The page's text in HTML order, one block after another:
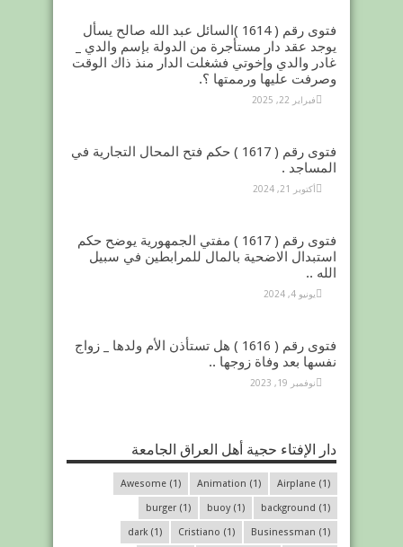
فتوى رقم ( 1614 )السائل عبد الله صالح يسأل
يوجد عقد دار مستأجرة من الدولة بإسم والدي _
غادر والدي وإخوتي فشغلت الدار منذ ذاك الوقت
وصرفت عليها ورممتها ؟.
فبراير 22, 2025
فتوى رقم ( 1617 ) حكم فتح المحال التجارية في
المساجد .
أكتوبر 21, 2024
فتوى رقم ( 1617 ) مفتي الجمهورية يوضح حكم
استبدال الاضحية بالمال للمرابطين في سبيل
الله ..
يونيو 4, 2024
فتوى رقم ( 1616 ) هل تستأذن الأم ولدها _ زواج
نفسها بعد وفاة زوجها ..
نوفمبر 19, 2023
دار الإفتاء حجية أهل العراق الجامعة
Airplane (1)
Animation (1)
Awesome (1)
background (1)
buoy(1)
burger (1)
Businessman (1)
Cristiano (1)
dark (1)